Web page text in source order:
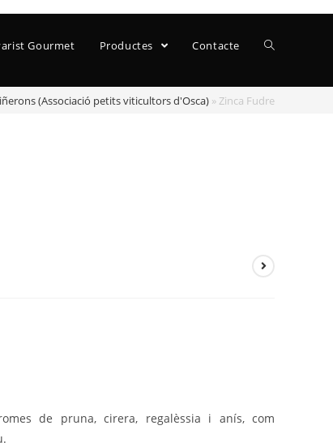
Gourmet Productes Contacte
(Associació petits viticultors d'Osca) » Zinca Fudre
de pruna, cirera, regalèssia i anís, com